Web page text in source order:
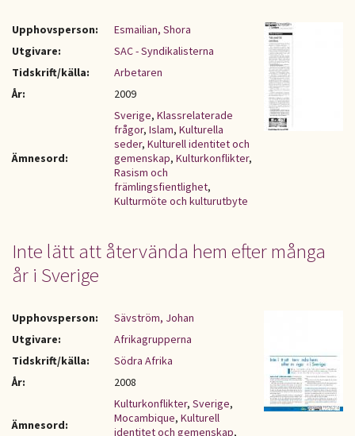
Upphovsperson:
Esmailian, Shora
Utgivare:
SAC - Syndikalisterna
Tidskrift/källa:
Arbetaren
År:
2009
Ämnesord:
Sverige, Klassrelaterade
frågor, Islam, Kulturella
seder, Kulturell identitet och
gemenskap, Kulturkonflikter,
Rasism och
främlingsfientlighet,
Kulturmöte och kulturutbyte
Inte lätt att återvända hem efter många
år i Sverige
Upphovsperson:
Sävström, Johan
Utgivare:
Afrikagrupperna
Tidskrift/källa:
Södra Afrika
År:
2008
Ämnesord:
Kulturkonflikter, Sverige,
Mocambique, Kulturell
identitet och gemenskap,